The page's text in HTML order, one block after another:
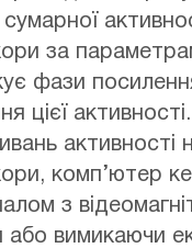
за
фази
цієї
активності
комп’ютер
з
або вимикаючи